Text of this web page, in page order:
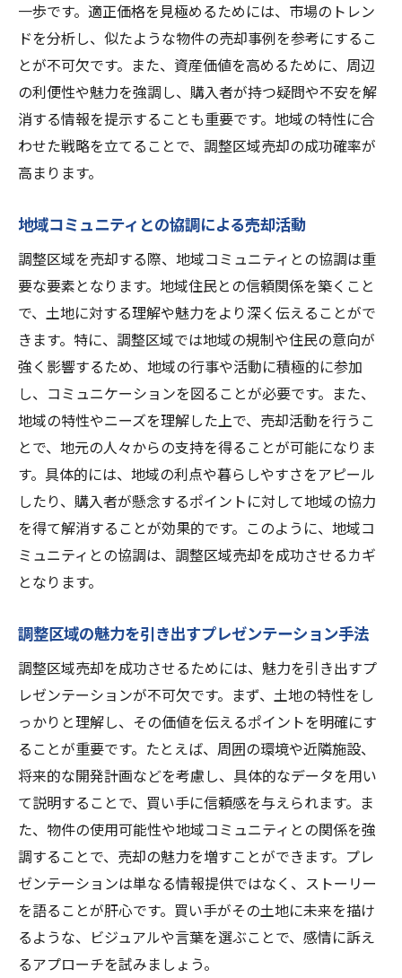
一歩です。適正価格を見極めるためには、市場のトレン
ドを分析し、似たような物件の売却事例を参考にするこ
とが不可欠です。また、資産価値を高めるために、周辺
の利便性や魅力を強調し、購入者が持つ疑問や不安を解
消する情報を提示することも重要です。地域の特性に合
わせた戦略を立てることで、調整区域売却の成功確率が
高まります。
地域コミュニティとの協調による売却活動
調整区域を売却する際、地域コミュニティとの協調は重
要な要素となります。地域住民との信頼関係を築くこと
で、土地に対する理解や魅力をより深く伝えることがで
きます。特に、調整区域では地域の規制や住民の意向が
強く影響するため、地域の行事や活動に積極的に参加
し、コミュニケーションを図ることが必要です。また、
地域の特性やニーズを理解した上で、売却活動を行うこ
とで、地元の人々からの支持を得ることが可能になりま
す。具体的には、地域の利点や暮らしやすさをアピール
したり、購入者が懸念するポイントに対して地域の協力
を得て解消することが効果的です。このように、地域コ
ミュニティとの協調は、調整区域売却を成功させるカギ
となります。
調整区域の魅力を引き出すプレゼンテーション手法
調整区域売却を成功させるためには、魅力を引き出すプ
レゼンテーションが不可欠です。まず、土地の特性をし
っかりと理解し、その価値を伝えるポイントを明確にす
ることが重要です。たとえば、周囲の環境や近隣施設、
将来的な開発計画などを考慮し、具体的なデータを用い
て説明することで、買い手に信頼感を与えられます。ま
た、物件の使用可能性や地域コミュニティとの関係を強
調することで、売却の魅力を増すことができます。プレ
ゼンテーションは単なる情報提供ではなく、ストーリー
を語ることが肝心です。買い手がその土地に未来を描け
るような、ビジュアルや言葉を選ぶことで、感情に訴え
るアプローチを試みましょう。